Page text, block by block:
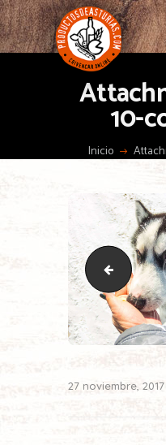
10-
Inicio
post-9-
27 noviembre, 2017